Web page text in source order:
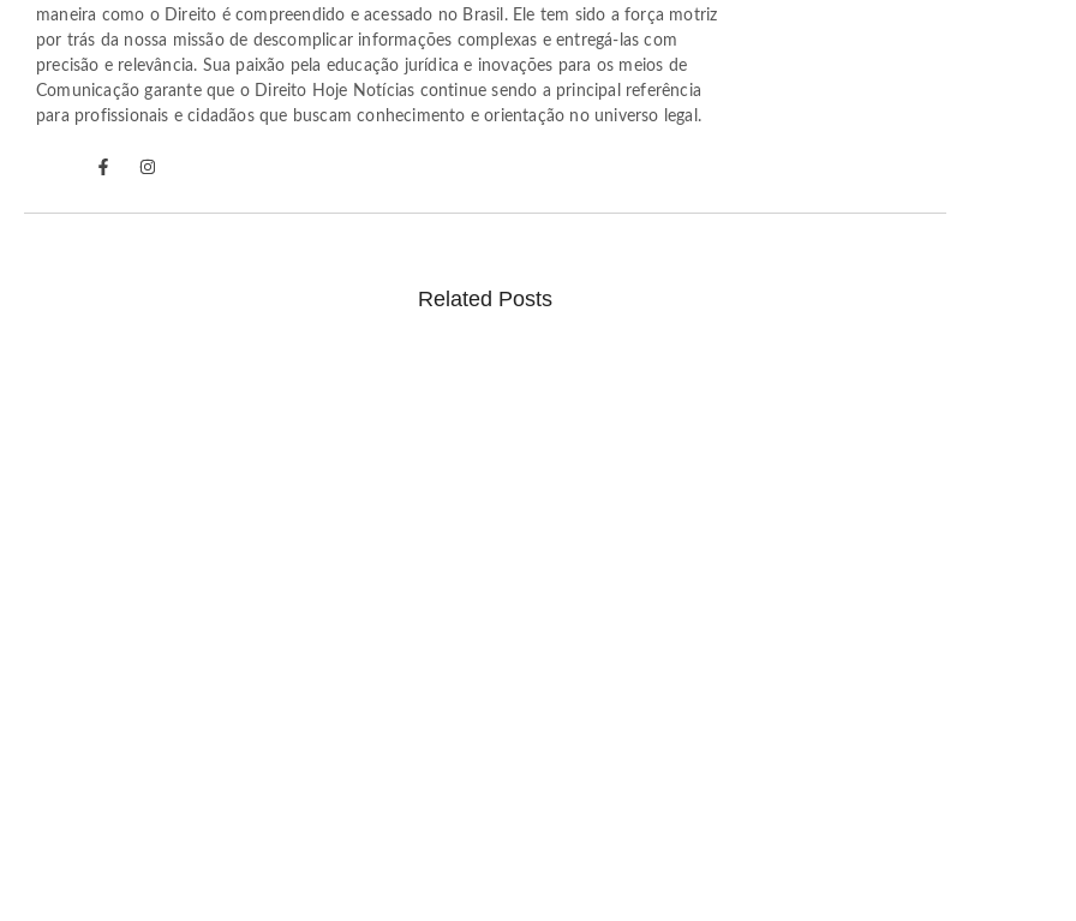
maneira como o Direito é compreendido e acessado no Brasil. Ele tem sido a força motriz
por trás da nossa missão de descomplicar informações complexas e entregá-las com
precisão e relevância. Sua paixão pela educação jurídica e inovações para os meios de
Comunicação garante que o Direito Hoje Notícias continue sendo a principal referência
para profissionais e cidadãos que buscam conhecimento e orientação no universo legal.
Related Posts